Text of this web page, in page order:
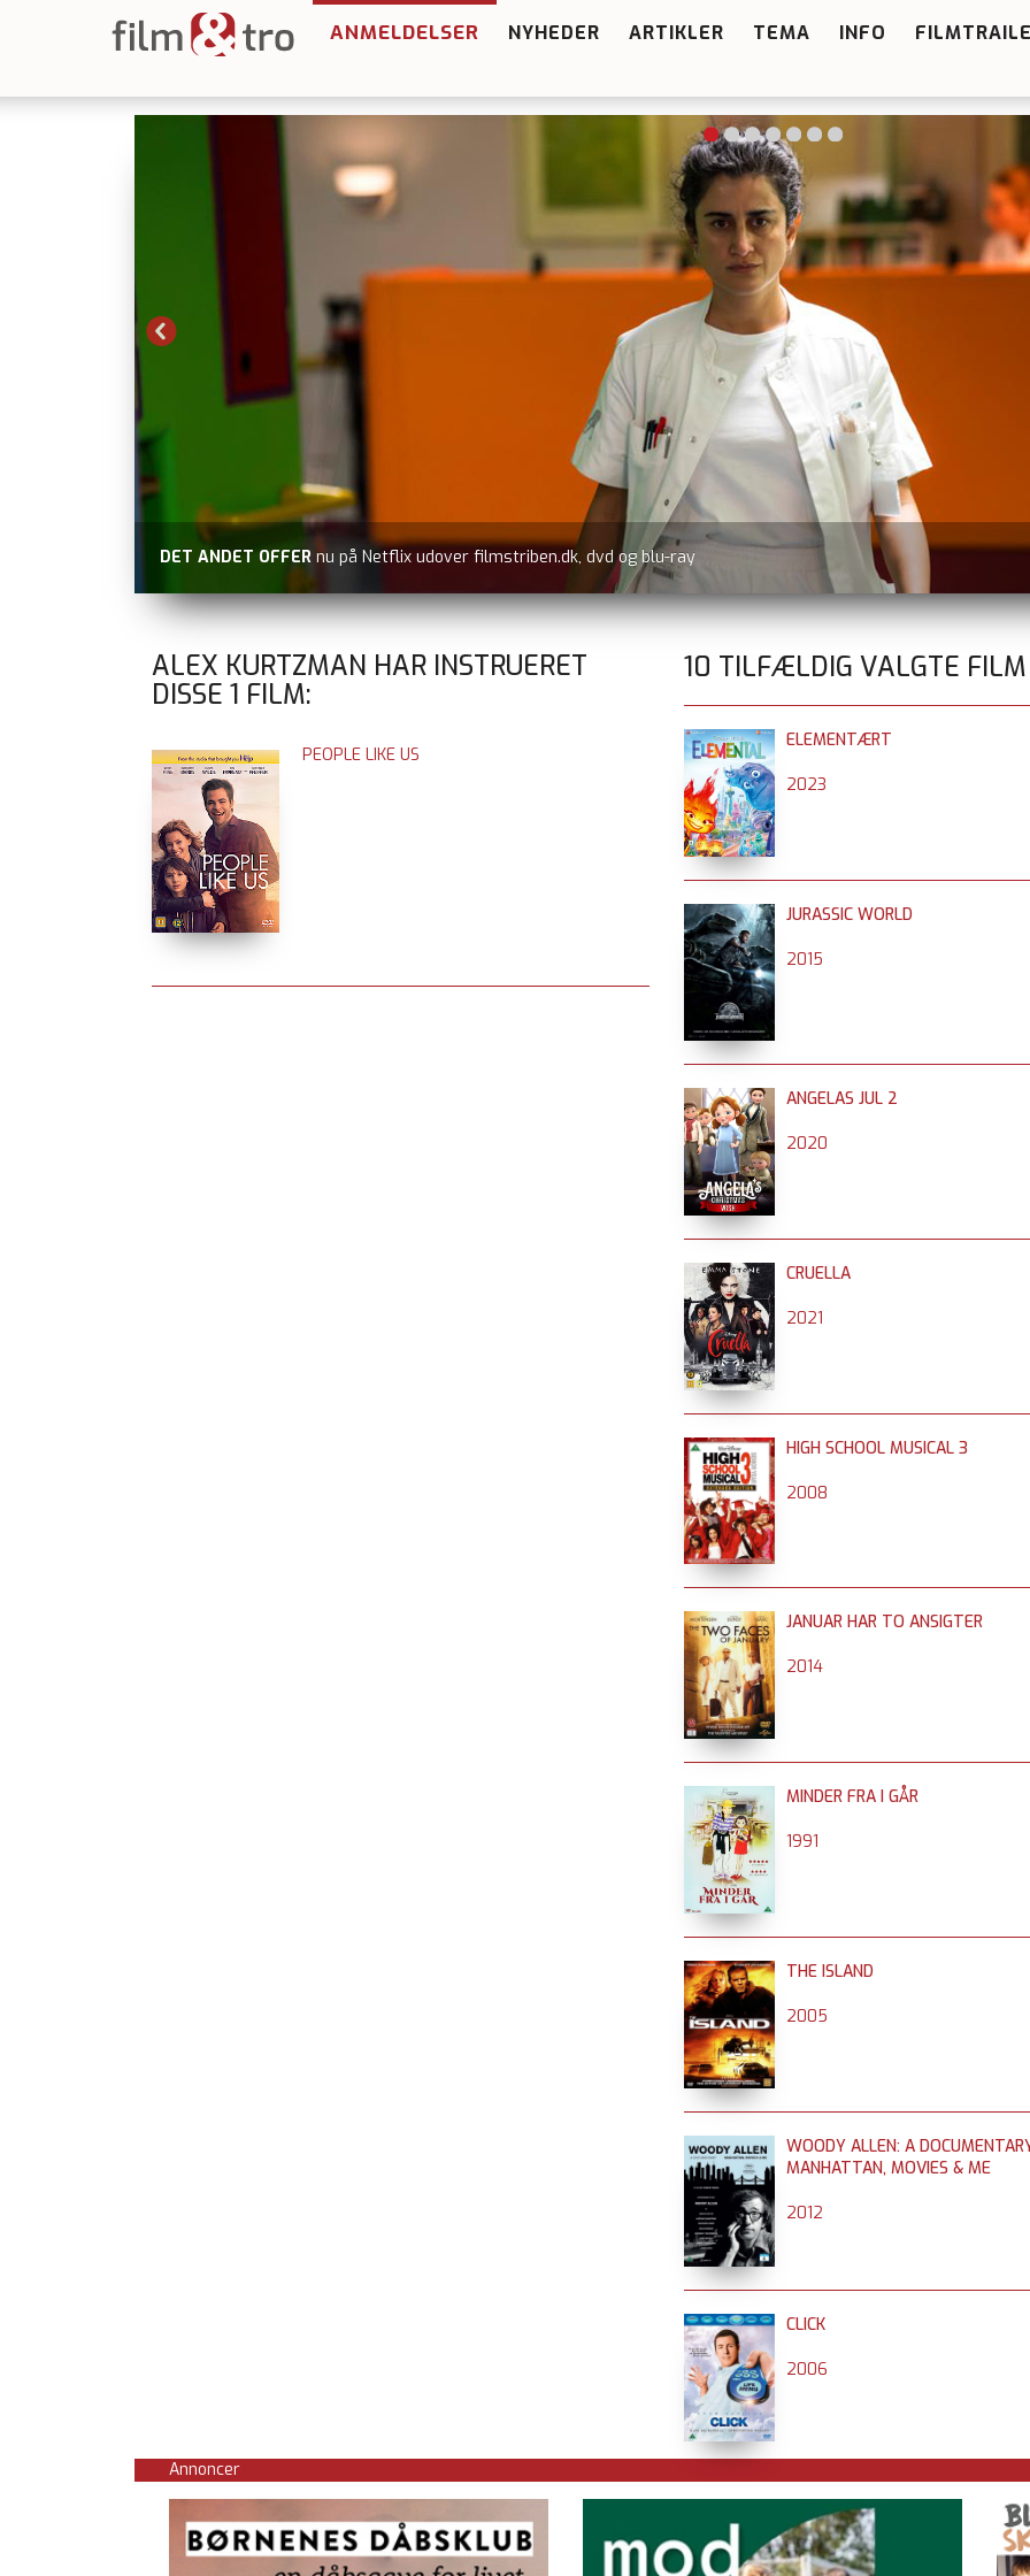
ANMELDELSER NYHEDER ARTIKLER TEMA INFO
DET ANDET OFFER nu på Netflix udover filmstriben.dk, dvd og blu-ray
ALEX KURTZMAN HAR INSTRUERET
DISSE 1 FILM:
PEOPLE LIKE US
10 TILFÆLDIG VALGTE FILM
ELEMENTÆRT
2023
JURASSIC WORLD
2015
ANGELAS JUL 2
2020
CRUELLA
2021
HIGH SCHOOL MUSICAL 3
2008
JANUAR HAR TO ANSIGTER
2014
MINDER FRA I GÅR
1991
THE ISLAND
2005
WOODY ALLEN: A
MANHATTAN, MOVIES & ME
2012
CLICK
2006
Annoncer